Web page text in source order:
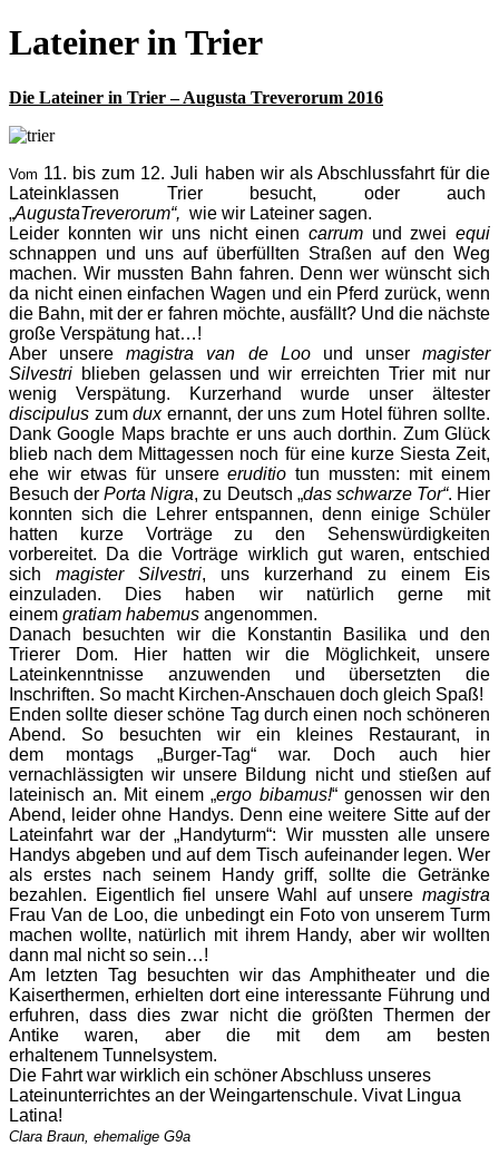
Lateiner in Trier
Die Lateiner in Trier – Augusta Treverorum 2016
Vom 11. bis zum 12. Juli haben wir als Abschlussfahrt für die
Lateinklassen Trier besucht, oder auch
„AugustaTreverorum“, wie wir Lateiner sagen.
Leider konnten wir uns nicht einen carrum und zwei equi
schnappen und uns auf überfüllten Straßen auf den Weg
machen. Wir mussten Bahn fahren. Denn wer wünscht sich
da nicht einen einfachen Wagen und ein Pferd zurück, wenn
die Bahn, mit der er fahren möchte, ausfällt? Und die nächste
große Verspätung hat…!
Aber unseremagistra van de Loound unser magister
Silvestri blieben gelassen und wir erreichten Trier mit nur
wenig Verspätung. Kurzerhand wurde unser ältester
discipulus zumduxernannt, der uns zum Hotel führen sollte.
Dank Google Maps brachte er uns auch dorthin. Zum Glück
blieb nach dem Mittagessen noch für eine kurze Siesta Zeit,
ehe wir etwas für unsereeruditio tun mussten: mit einem
Besuch derPorta Nigra, zu Deutsch „das schwarze Tor“. Hier
konnten sich die Lehrer entspannen, denn einige Schüler
hatten kurze Vorträge zu den Sehenswürdigkeiten
vorbereitet. Da die Vorträge wirklich gut waren, entschied
sich magister Silvestri, uns kurzerhand zu einem Eis
einzuladen. Dies haben wir natürlich gerne mit
einem gratiam habemus angenommen.
Danach besuchten wir die Konstantin Basilika und den
Trierer Dom. Hier hatten wir die Möglichkeit, unsere
Lateinkenntnisse anzuwenden und übersetzten die
Inschriften. So macht Kirchen-Anschauen doch gleich Spaß!
Enden sollte dieser schöne Tag durch einen noch schöneren
Abend. So besuchten wir ein kleines Restaurant, in
dem montags „Burger-Tag“ war. Doch auch hier
vernachlässigten wir unsere Bildung nicht und stießen auf
lateinisch an. Mit einem „ergo bibamus!“ genossen wir den
Abend, leider ohne Handys. Denn eine weitere Sitte auf der
Lateinfahrt war der „Handyturm“: Wir mussten alle unsere
Handys abgeben und auf dem Tisch aufeinander legen. Wer
als erstes nach seinem Handy griff, sollte die Getränke
bezahlen. Eigentlich fiel unsere Wahl auf unsere magistra
Frau Van de Loo, die unbedingt ein Foto von unserem Turm
machen wollte, natürlich mit ihrem Handy, aber wir wollten
dann mal nicht so sein…!
Am letzten Tag besuchten wir das Amphitheater und die
Kaiserthermen, erhielten dort eine interessante Führung und
erfuhren, dass dies zwar nicht die größten Thermen der
Antike waren, aber die mit dem am besten
erhaltenem Tunnelsystem.
Die Fahrt war wirklich ein schöner Abschluss unseres
Lateinunterrichtes an der Weingartenschule. Vivat Lingua
Latina!
Clara Braun, ehemalige G9a